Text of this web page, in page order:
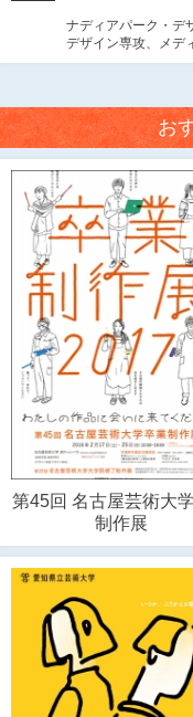
ナディアパーク・デ
デザイン専攻、メデ
お
第45回 名古屋芸術大
制作展